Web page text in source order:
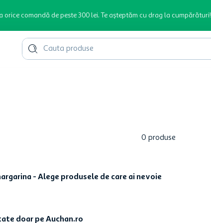
comandă de peste 300 lei. Te așteptăm cu drag la cumpărături!
Cauta produse
0 produse
- Alege produsele de care ai nevoie
doar pe Auchan.ro